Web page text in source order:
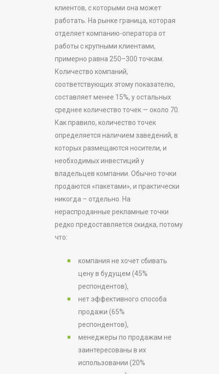
клиентов, с которыми она может
работать. На рынке граница, которая
отделяет компанию-оператора от
работы с крупными клиентами,
примерно равна 250–300 точкам.
Количество компаний,
соответствующих этому показателю,
составляет менее 15%, у остальных
среднее количество точек — около 70.
Как правило, количество точек
определяется наличием заведений, в
которых размещаются носители, и
необходимых инвестиций у
владельцев компании. Обычно точки
продаются «пакетами», и практически
никогда – отдельно. На
нераспроданные рекламные точки
редко предоставляется скидка, потому
что:
компания не хочет сбивать
цену в будущем (45%
респондентов),
нет эффективного способа
продажи (65%
респондентов),
менеджеры по продажам не
заинтересованы в их
использовании (20%